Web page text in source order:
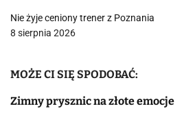
Nie żyje ceniony trener z Poznania
8 sierpnia 2026
MOŻE CI SIĘ SPODOBAĆ:
Zimny prysznic na złote emocje